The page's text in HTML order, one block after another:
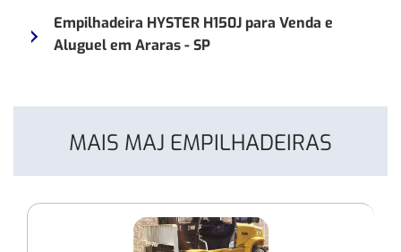
Empilhadeira HYSTER H150J para Venda e
Aluguel em Araras - SP
MAIS MAJ EMPILHADEIRAS